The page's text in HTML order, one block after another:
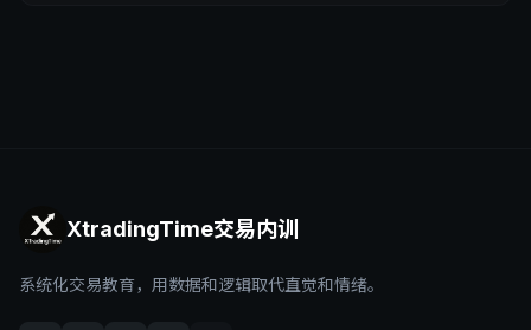
XtradingTime交易内训
系统化交易教育，用数据和逻辑取代直觉和情绪。